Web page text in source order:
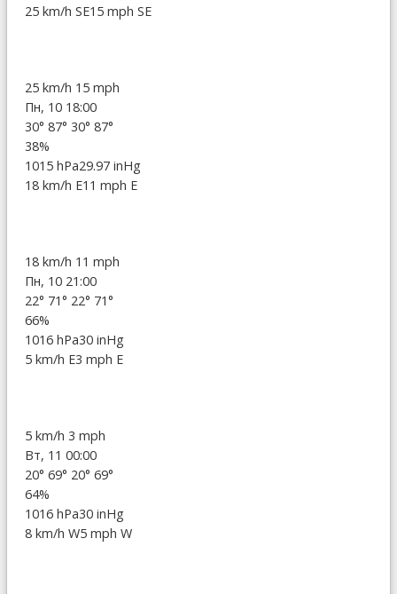
25 km/h SE15 mph SE
25 km/h 15 mph
Пн, 10 18:00
30° 87° 30° 87°
38%
1015 hPa29.97 inHg
18 km/h E11 mph E
18 km/h 11 mph
Пн, 10 21:00
22° 71° 22° 71°
66%
1016 hPa30 inHg
5 km/h E3 mph E
5 km/h 3 mph
Вт, 11 00:00
20° 69° 20° 69°
64%
1016 hPa30 inHg
8 km/h W5 mph W